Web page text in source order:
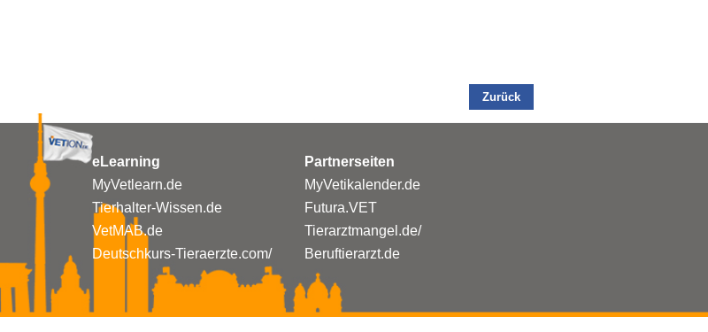
Zurück
eLearning
MyVetlearn.de
Tierhalter-Wissen.de
VetMAB.de
Deutschkurs-Tieraerzte.com/
Partnerseiten
MyVetikalender.de
Futura.VET
Tierarztmangel.de/
Beruftierarzt.de